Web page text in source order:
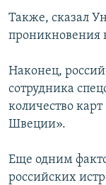
Также, сказал
проникновения
Наконец,
сотрудника
количество
Швеции».
Еще одним
российских